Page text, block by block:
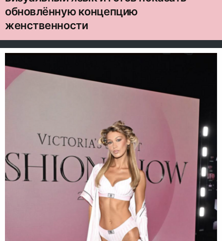
обновлённую концепцию
женственности